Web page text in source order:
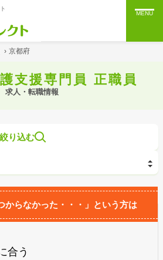
MENU
› 京都府
支援専門員 正職員
求人・転職情報
り込む
からなかった・・・」という方は
合う